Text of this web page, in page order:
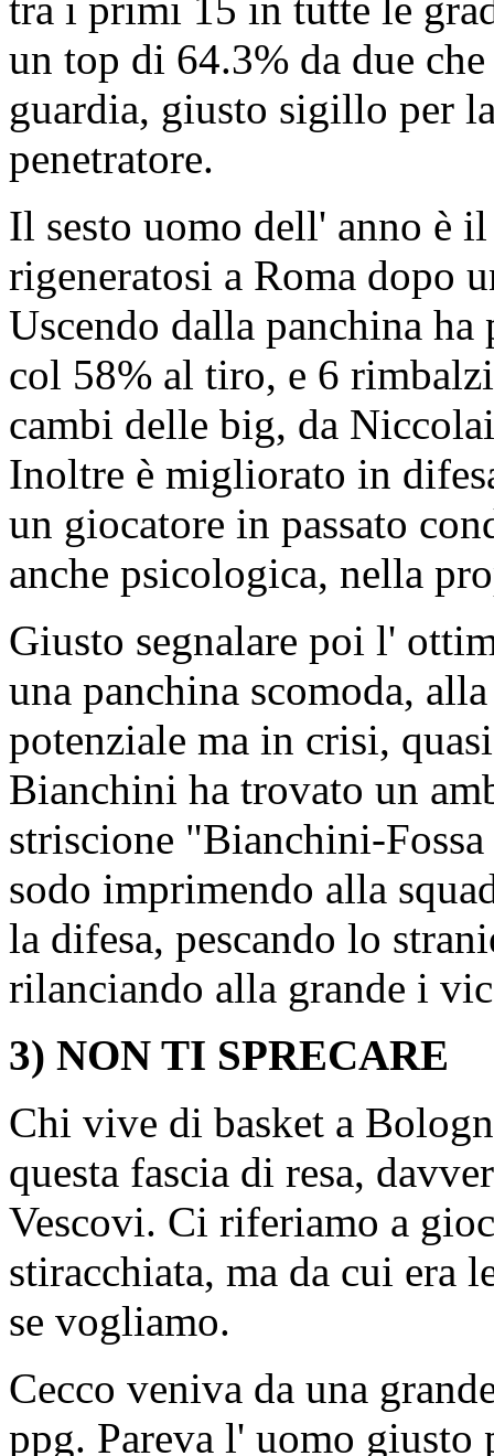
un top di 64.3% da due
guardia, giusto sigillo per
penetratore.
Il sesto uomo dell' anno è
rigeneratosi a Roma dopo
Uscendo dalla panchina
col 58% al tiro, e 6
cambi delle big, da
Inoltre è migliorato in
un giocatore in passato
anche psicologica, nella
Giusto segnalare poi l'
una panchina scomoda,
potenziale ma in crisi,
Bianchini ha trovato un
striscione "Bianchini-
sodo imprimendo alla
la difesa, pescando lo
rilanciando alla grande i
3) NON TI SPRECARE
Chi vive di basket a
questa fascia di resa,
Vescovi. Ci riferiamo a
stiracchiata, ma da cui era
se vogliamo.
Cecco veniva da una
ppg. Pareva l' uomo giusto